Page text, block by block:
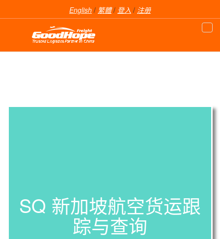
English / 繁體/ 登入 / 注册
SQ 新加坡航空货运跟
踪与查询